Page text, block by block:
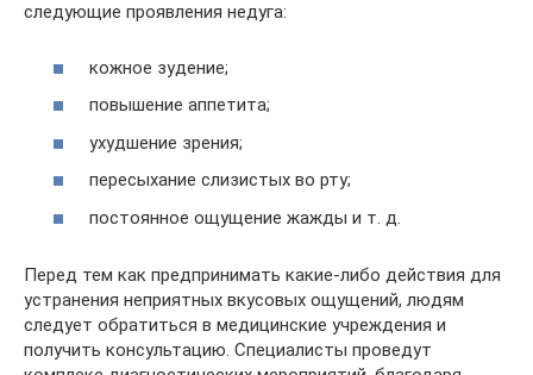
следующие проявления недуга:
кожное зудение;
повышение аппетита;
ухудшение зрения;
пересыхание слизистых во рту;
постоянное ощущение жажды и т. д.
Перед тем как предпринимать какие-либо действия для
устранения неприятных вкусовых ощущений, людям
следует обратиться в медицинские учреждения и
получить консультацию. Специалисты проведут